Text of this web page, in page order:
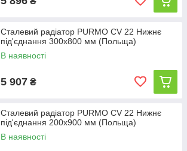
Сталевий радіатор PURMO CV 22 Нижнє
під'єднання 300x800 мм (Польща)
В наявності
5 907 ₴
Сталевий радіатор PURMO CV 22 Нижнє
під'єднання 200x900 мм (Польща)
В наявності